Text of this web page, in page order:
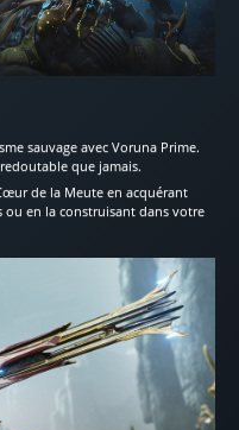
sauvage avec Voruna Prime.
que jamais.
de la Meute en acquérant
ou en la construisant dans votre